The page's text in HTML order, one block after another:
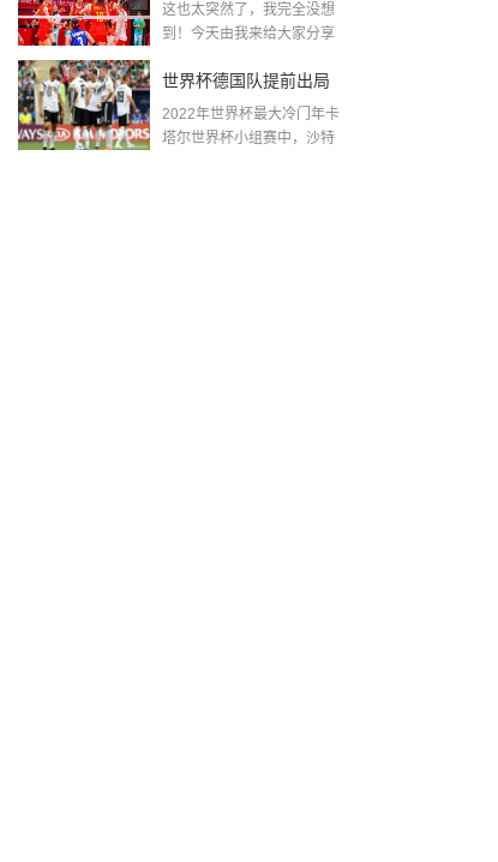
了吗〖中国女排3 0复仇
这也太突然了，我完全没想
到！今天由我来给大家分享
世界杯德国队提前出局
吗,2018年世界杯德国战
2022年世界杯最大冷门年卡
塔尔世界杯小组赛中，沙特